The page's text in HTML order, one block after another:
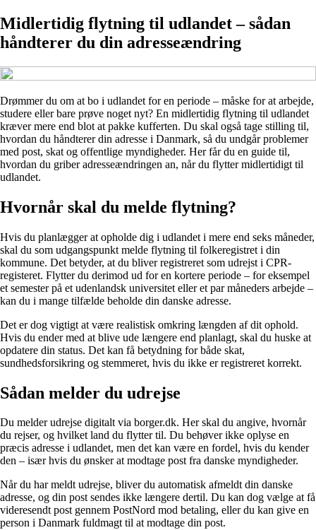
Midlertidig flytning til udlandet – sådan
håndterer du din adresseændring
Drømmer du om at bo i udlandet for en periode – måske for at arbejde,
studere eller bare prøve noget nyt? En midlertidig flytning til udlandet
kræver mere end blot at pakke kufferten. Du skal også tage stilling til,
hvordan du håndterer din adresse i Danmark, så du undgår problemer
med post, skat og offentlige myndigheder. Her får du en guide til,
hvordan du griber adresseændringen an, når du flytter midlertidigt til
udlandet.
Hvornår skal du melde flytning?
Hvis du planlægger at opholde dig i udlandet i mere end seks måneder,
skal du som udgangspunkt melde flytning til folkeregistret i din
kommune. Det betyder, at du bliver registreret som udrejst i CPR-
registeret. Flytter du derimod ud for en kortere periode – for eksempel
et semester på et udenlandsk universitet eller et par måneders arbejde –
kan du i mange tilfælde beholde din danske adresse.
Det er dog vigtigt at være realistisk omkring længden af dit ophold.
Hvis du ender med at blive ude længere end planlagt, skal du huske at
opdatere din status. Det kan få betydning for både skat,
sundhedsforsikring og stemmeret, hvis du ikke er registreret korrekt.
Sådan melder du udrejse
Du melder udrejse digitalt via borger.dk. Her skal du angive, hvornår
du rejser, og hvilket land du flytter til. Du behøver ikke oplyse en
præcis adresse i udlandet, men det kan være en fordel, hvis du kender
den – især hvis du ønsker at modtage post fra danske myndigheder.
Når du har meldt udrejse, bliver du automatisk afmeldt din danske
adresse, og din post sendes ikke længere dertil. Du kan dog vælge at få
videresendt post gennem PostNord mod betaling, eller du kan give en
person i Danmark fuldmagt til at modtage din post.